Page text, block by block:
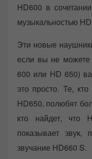
HD600 в
музыкальностью
Эти новые
если вы не
600 или HD 650)
это просто. Те,
HD650, полюбят
кто найдет, что
показывает звук,
звучание HD660 S.